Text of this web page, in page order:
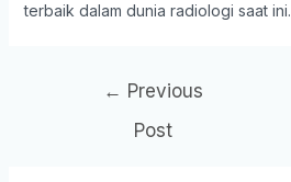
terbaik dalam dunia radiologi saat ini.
← Previous
Post